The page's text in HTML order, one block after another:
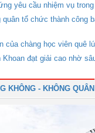
yêu cầu nhiệm vụ
tổ chức thành công
của chàng học viên quê
Khoan đạt giải cao nhờ
KHÔNG - KHÔNG QUÂN